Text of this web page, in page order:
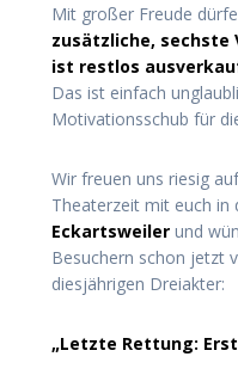
Mit großer Freude
zusätzliche, sechste
ist restlos
Das ist einfach
Motivationsschub für
Wir freuen uns riesig
Theaterzeit mit euch in
Eckartsweiler und
Besuchern schon jetzt
diesjährigen Dreiakter:
„Letzte Rettung: